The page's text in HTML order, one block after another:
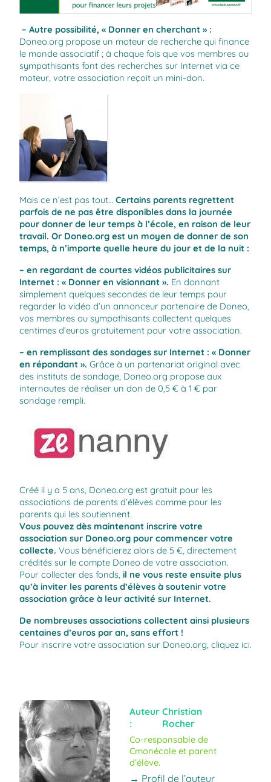
– Autre possibilité, « Donner en cherchant » :
Doneo.org propose un moteur de recherche qui finance
le monde associatif ; à chaque fois que vos membres ou
sympathisants font des recherches sur Internet via ce
moteur, votre association reçoit un mini-don.
Mais ce n’est pas tout… Certains parents regrettent
parfois de ne pas être disponibles dans la journée
pour donner de leur temps à l’école, en raison de leur
travail. Or Doneo.org est un moyen de donner de son
temps, à n’importe quelle heure du jour et de la nuit :
– en regardant de courtes vidéos publicitaires sur
Internet : « Donner en visionnant ». En donnant
simplement quelques secondes de leur temps pour
regarder la vidéo d’un annonceur partenaire de Doneo,
vos membres ou sympathisants collectent quelques
centimes d’euros gratuitement pour votre association.
– en remplissant des sondages sur Internet : « Donner
en répondant ». Grâce à un partenariat original avec
des instituts de sondage, Doneo.org propose aux
internautes de réaliser un don de 0,5 € à 1 € par
sondage rempli.
Créé il y a 5 ans, Doneo.org est gratuit pour les
associations de parents d’élèves comme pour les
parents qui les soutiennent.
Vous pouvez dès maintenant inscrire votre
association sur Doneo.org pour commencer votre
collecte. Vous bénéficierez alors de 5 €, directement
crédités sur le compte Doneo de votre association.
Pour collecter des fonds, il ne vous reste ensuite plus
qu’à inviter les parents d’élèves à soutenir votre
association grâce à leur activité sur Internet.
De nombreuses associations collectent ainsi plusieurs
centaines d’euros par an, sans effort !
Pour inscrire votre association sur Doneo.org , cliquez ici.
Auteur
:
Christian
Rocher
Co-responsable de
Cmonécole et parent
d’élève.
→ Profil de l’auteur